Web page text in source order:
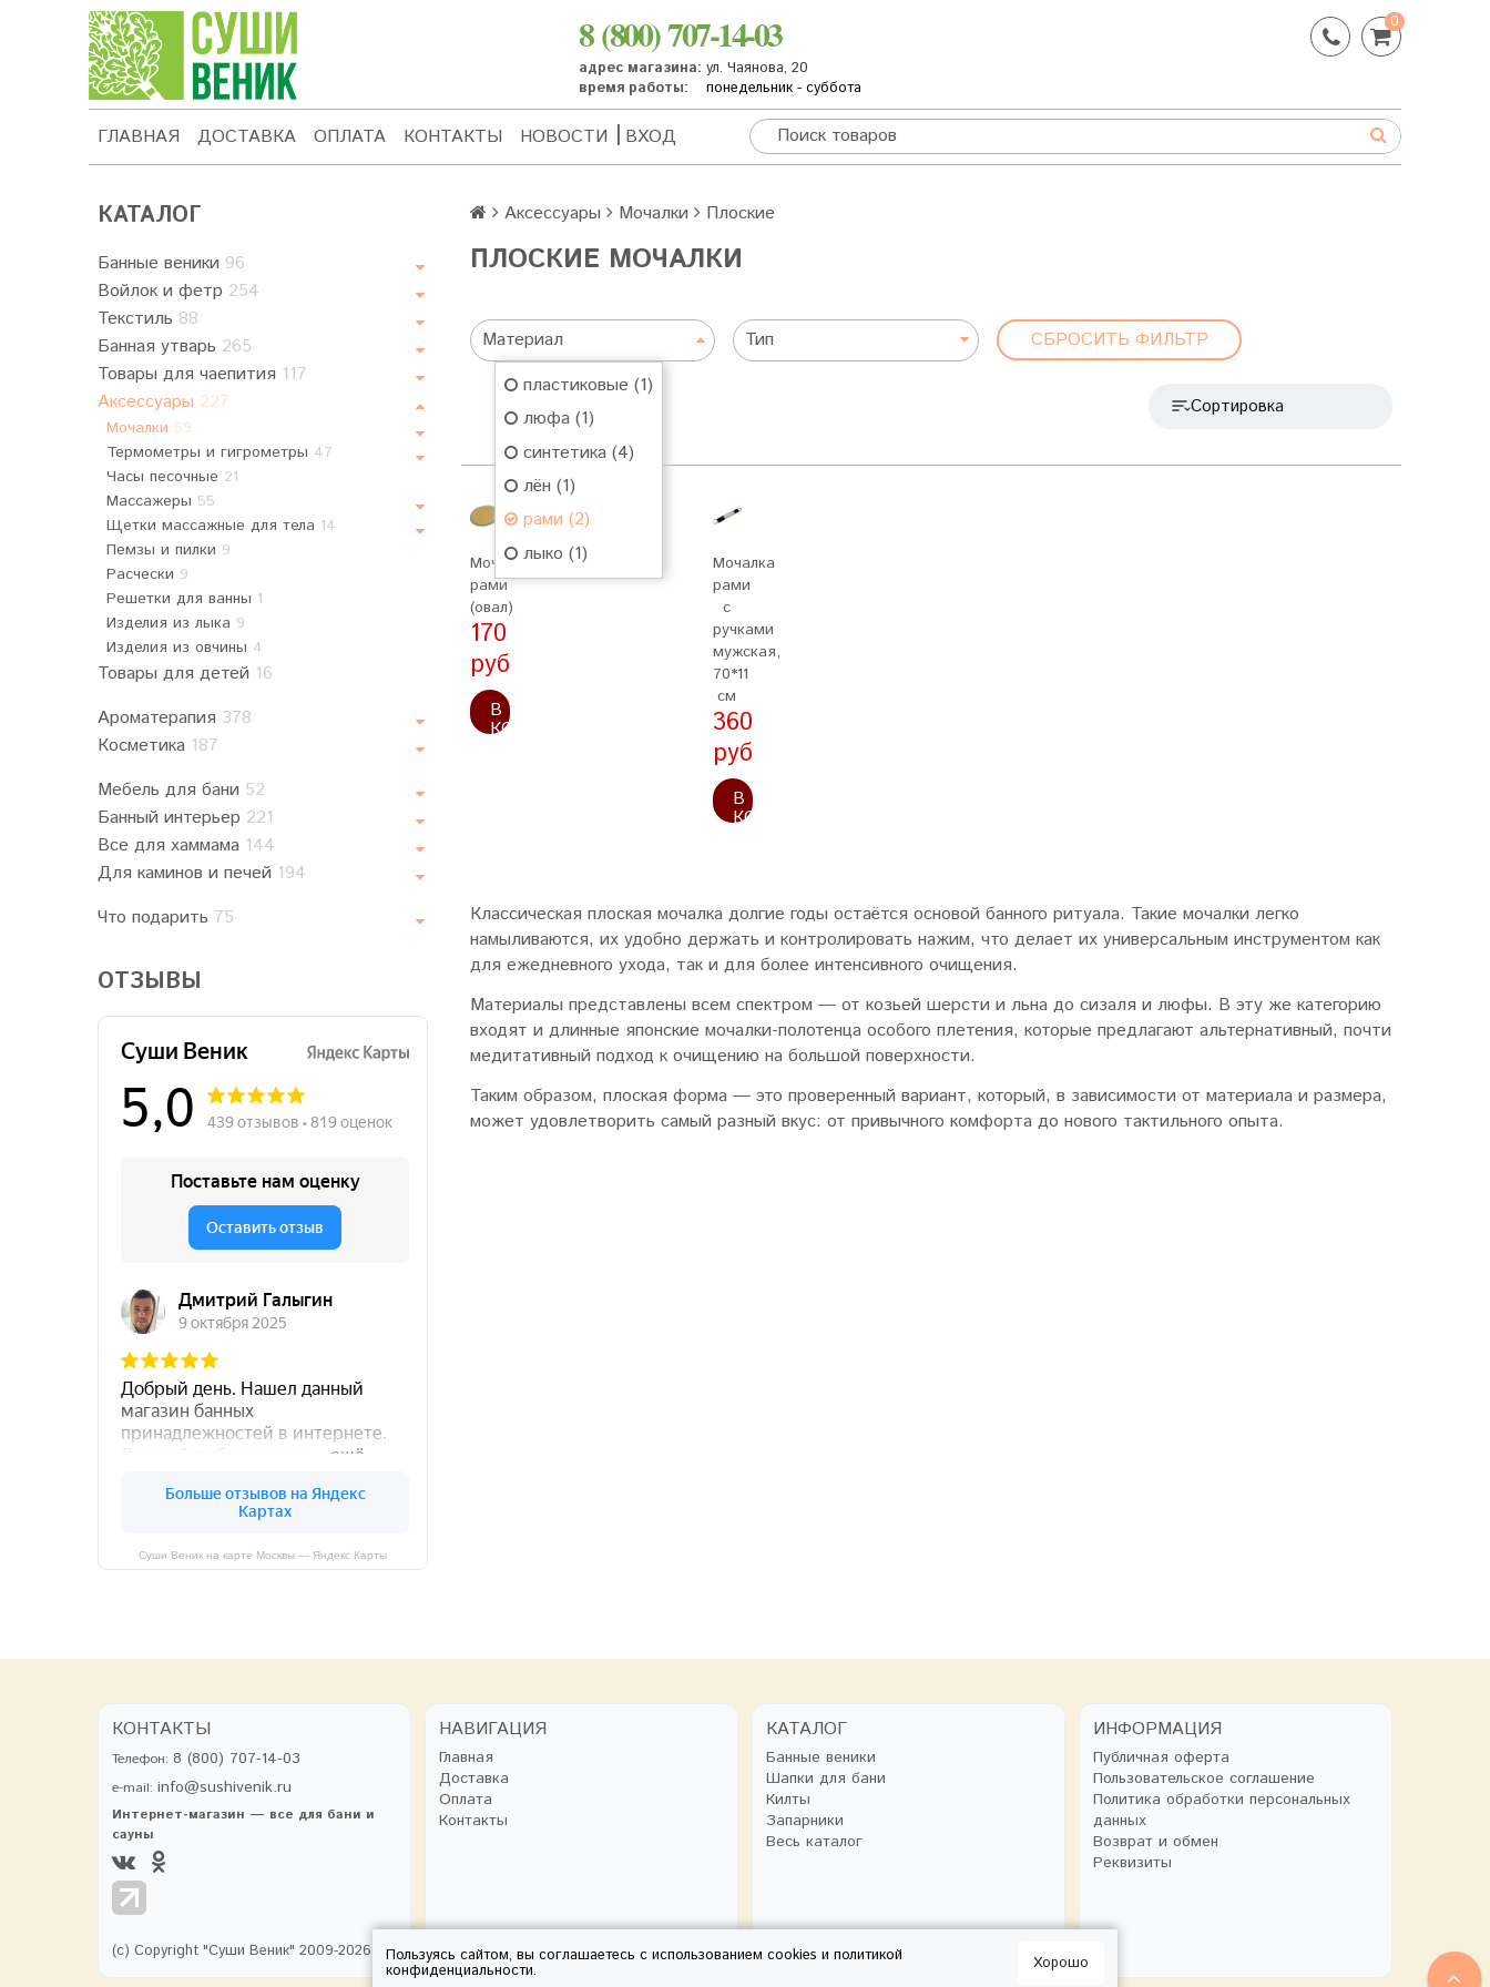
8 (800) 707-14-03
адрес магазина:ул. Чаянова, 20
время работы:
понедельник - суббота
0
ГЛАВНАЯ ДОСТАВКА ОПЛАТА КОНТАКТЫ НОВОСТИ ВХОД
КАТАЛОГ
Банные веники 96
Войлок и фетр 254
Текстиль 88
Банная утварь 265
Товары для чаепития 117
Аксессуары 227
Мочалки 59
Термометры и гигрометры 47
Часы песочные 21
Массажеры 55
Щетки массажные для тела 14
Пемзы и пилки 9
Расчески 9
Решетки для ванны 1
Изделия из лыка 9
Изделия из овчины 4
Товары для детей 16
Ароматерапия 378
Косметика 187
Мебель для бани 52
Банный интерьер 221
Все для хаммама 144
Для каминов и печей 194
Что подарить 75
ОТЗЫВЫ
Суши Веник на карте Москвы — Яндекс Карты
Аксессуары Мочалки Плоские
ПЛОСКИЕ МОЧАЛКИ
Материал
пластиковые (1)
люфа (1)
синтетика (4)
лён (1)
рами (2)
лыко (1)
Тип СБРОСИТЬ ФИЛЬТР
Сортировка
Мочалка
рами
(овал)
170
руб
В
КОРЗИНУ
Мочалка
рами
с
ручками
мужская,
70*11
см
360
руб
В
КОРЗИНУ
Классическая плоская мочалка долгие годы остаётся основой банного ритуала. Такие мочалки легко
намыливаются, их удобно держать и контролировать нажим, что делает их универсальным инструментом как
для ежедневного ухода, так и для более интенсивного очищения.
Материалы представлены всем спектром — от козьей шерсти и льна до сизаля и люфы. В эту же категорию
входят и длинные японские мочалки-полотенца особого плетения, которые предлагают альтернативный, почти
медитативный подход к очищению на большой поверхности.
Таким образом, плоская форма — это проверенный вариант, который, в зависимости от материала и размера,
может удовлетворить самый разный вкус: от привычного комфорта до нового тактильного опыта.
КОНТАКТЫ
Телефон: 8 (800) 707-14-03
e-mail: info@sushivenik.ru
Интернет-магазин — все для бани и
сауны
(с) Copyright "Суши Веник" 2009-2026
НАВИГАЦИЯ
Главная
Доставка
Оплата
Контакты
КАТАЛОГ
Банные веники
Шапки для бани
Килты
Запарники
Весь каталог
ИНФОРМАЦИЯ
Публичная оферта
Пользовательское соглашение
Политика обработки персональных
данных
Возврат и обмен
Реквизиты
Пользуясь сайтом, вы соглашаетесь с использованием cookies и политикой
конфиденциальности. Хорошо